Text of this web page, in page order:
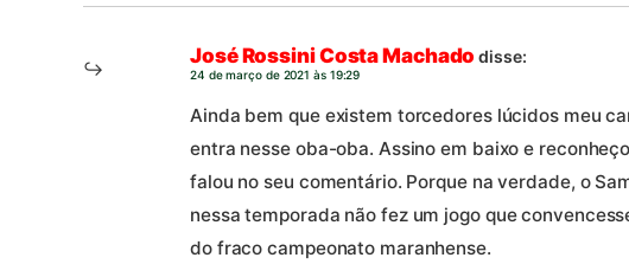
José Rossini Costa Machado disse:
24 de março de 2021 às 19:29
Ainda bem que existem torcedores lúcidos meu
entra nesse oba-oba. Assino em baixo e
falou no seu comentário. Porque na verdade, o
nessa temporada não fez um jogo que
do fraco campeonato maranhense.